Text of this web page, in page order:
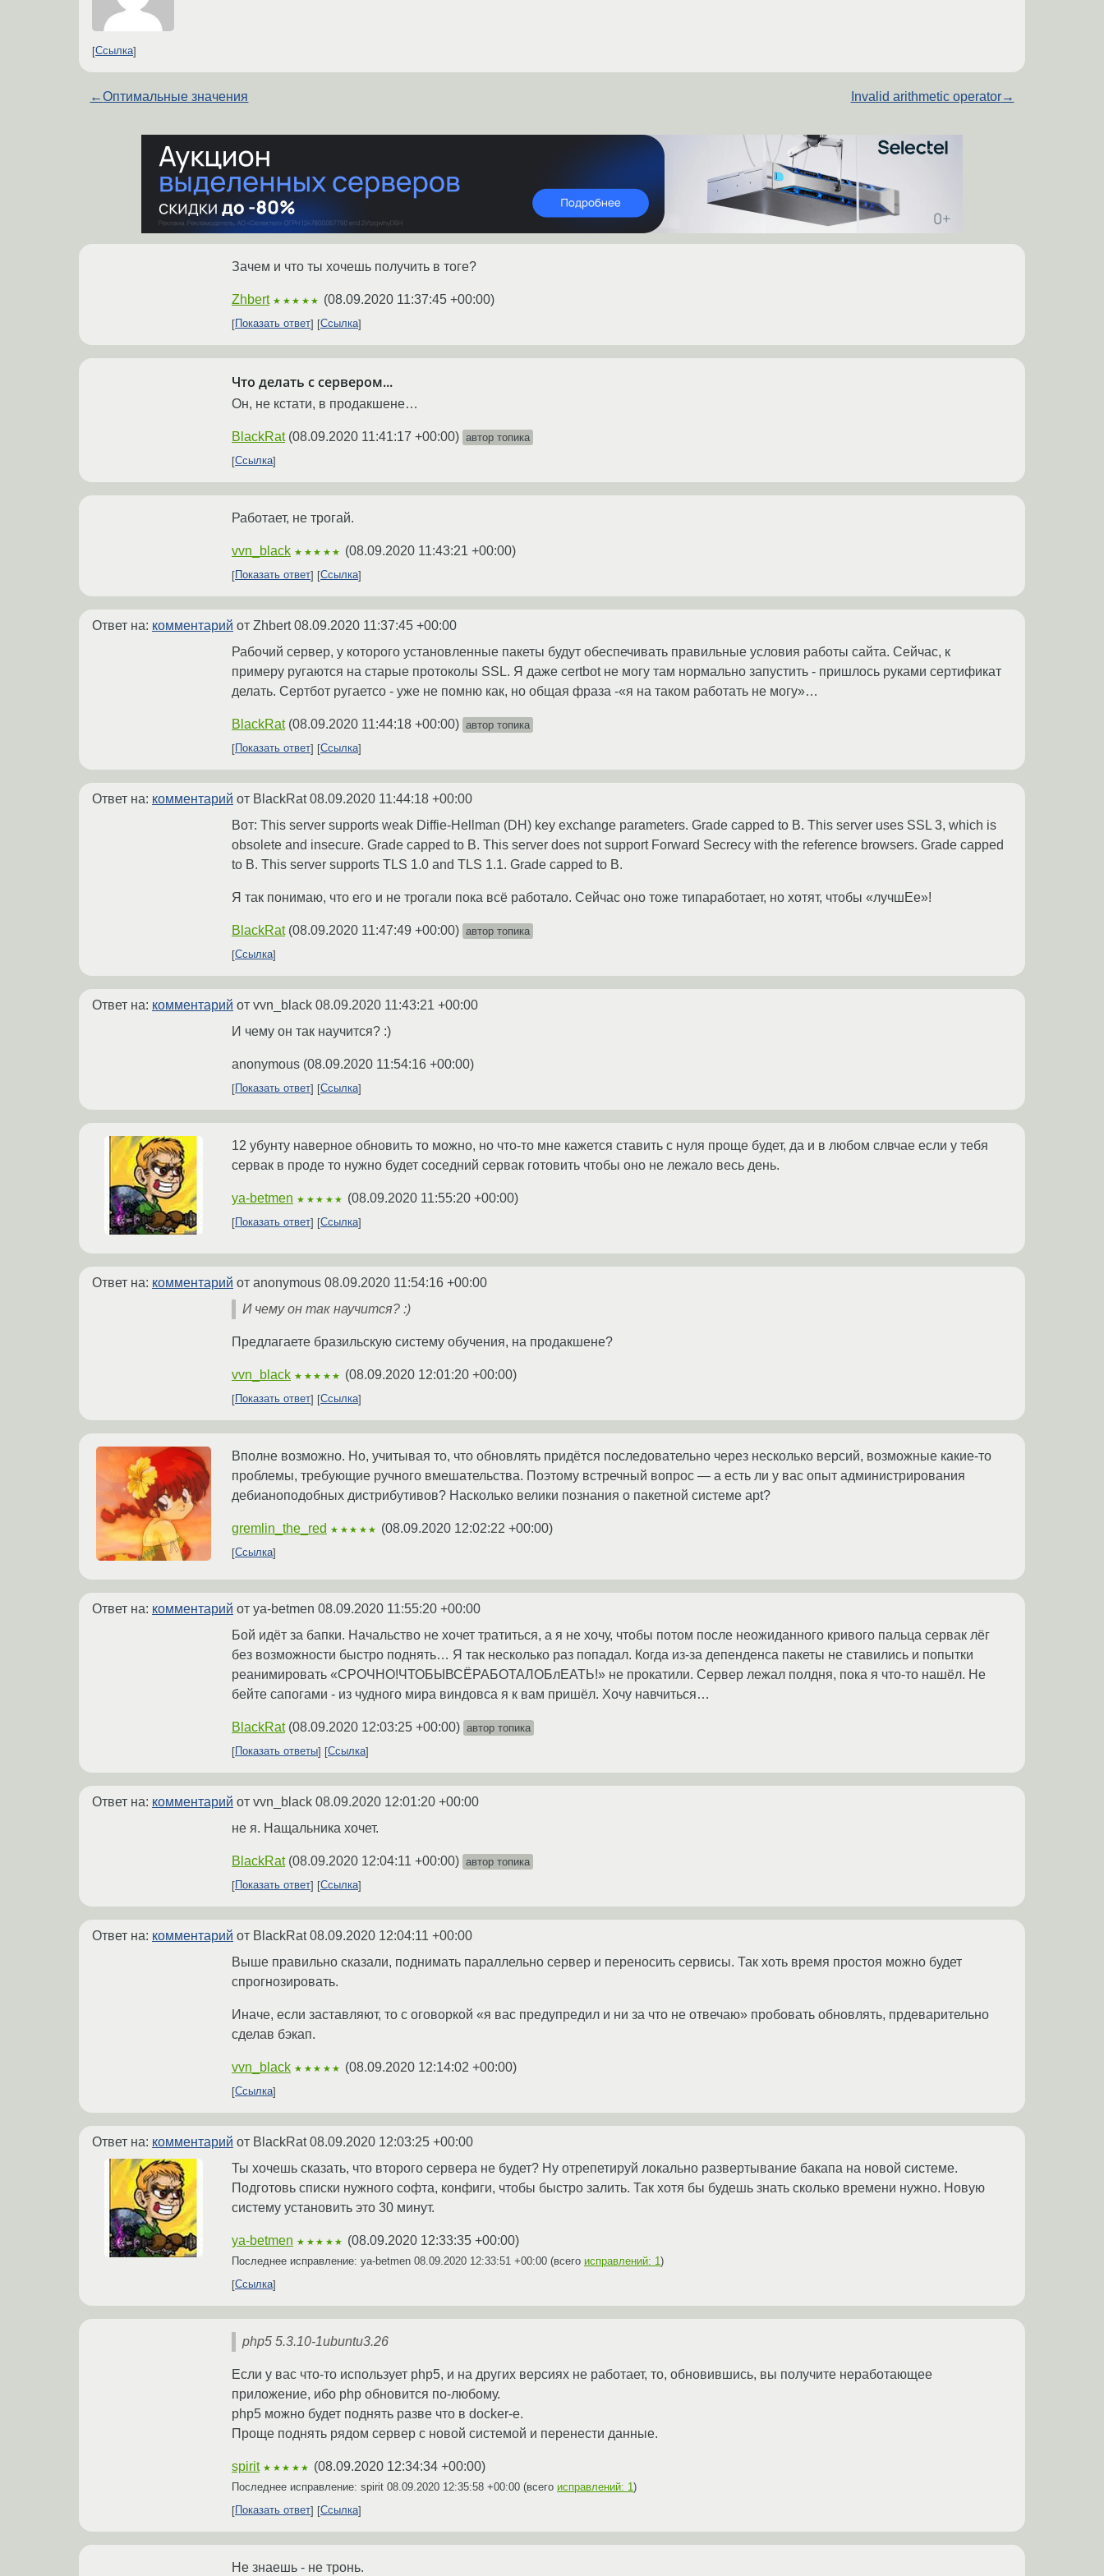
Ссылка
←Оптимальные значения Invalid arithmetic operator→
Зачем и что ты хочешь получить в тоге?
Zhbert ★★★★★ (08.09.2020 11:37:45 +00:00)
Показать ответ Ссылка
Что делать с сервером...
Он, не кстати, в продакшене…
BlackRat (08.09.2020 11:41:17 +00:00) автор топика
Ссылка
Работает, не трогай.
vvn_black ★★★★★ (08.09.2020 11:43:21 +00:00)
Показать ответ Ссылка
Ответ на: комментарий от Zhbert08.09.2020 11:37:45 +00:00
Рабочий сервер, у которого установленные пакеты будут обеспечивать правильные условия работы сайта. Сейчас, к
примеру ругаются на старые протоколы SSL. Я даже certbot не могу там нормально запустить - пришлось руками сертификат
делать. Сертбот ругаетсо - уже не помню как, но общая фраза -«я на таком работать не могу»…
BlackRat (08.09.2020 11:44:18 +00:00) автор топика
Показать ответ
Ссылка
Ответ на: комментарий от BlackRat08.09.2020 11:44:18 +00:00
Вот: This server supports weak Diffie-Hellman (DH) key exchange parameters. Grade capped to B. This server uses SSL 3, which is
obsolete and insecure. Grade capped to B. This server does not support Forward Secrecy with the reference browsers. Grade capped
to B. This server supports TLS 1.0 and TLS 1.1. Grade capped to B.
Я так понимаю, что его и не трогали пока всё работало. Сейчас оно тоже типаработает, но хотят, чтобы «лучшЕе»!
BlackRat (08.09.2020 11:47:49 +00:00) автор топика
Ссылка
Ответ на: комментарий от vvn_black 08.09.2020 11:43:21 +00:00
И чему он так научится? :)
anonymous (08.09.2020 11:54:16 +00:00)
Показать ответ Ссылка
12 убунту наверное обновить то можно, но что-то мне кажется ставить с нуля проще будет, да и в любом слвчае если у тебя
сервак в проде то нужно будет соседний сервак готовить чтобы оно не лежало весь день.
ya-betmen ★★★★★ (08.09.2020 11:55:20 +00:00)
Показать ответ Ссылка
Ответ на: комментарий от anonymous 08.09.2020 11:54:16 +00:00
И чему он так научится? :)
Предлагаете бразильскую систему обучения, на продакшене?
vvn_black ★★★★★ (08.09.2020 12:01:20 +00:00)
Показать ответ Ссылка
Вполне возможно. Но, учитывая то, что обновлять придётся последовательно через несколько версий, возможные какие-то
проблемы, требующие ручного вмешательства. Поэтому встречный вопрос — а есть ли у вас опыт администрирования
дебианоподобных дистрибутивов? Насколько велики познания о пакетной системе apt?
gremlin_the_red ★★★★★ (08.09.2020 12:02:22 +00:00)
Ссылка
Ответ на: комментарий от ya-betmen 08.09.2020 11:55:20 +00:00
Бой идёт за бапки. Начальство не хочет тратиться, а я не хочу, чтобы потом после неожиданного кривого пальца сервак лёг
без возможности быстро поднять… Я так несколько раз попадал. Когда из-за депенденса пакеты не ставились и попытки
реанимировать «СРОЧНО!ЧТОБЫВСЁРАБОТАЛОБлЕАТЬ!» не прокатили. Сервер лежал полдня, пока я что-то нашёл. Не
бейте сапогами - из чудного мира виндовса я к вам пришёл. Хочу навчиться…
BlackRat (08.09.2020 12:03:25 +00:00) автор топика
Показать ответы
Ссылка
Ответ на: комментарий от vvn_black 08.09.2020 12:01:20 +00:00
не я. Нащальника хочет.
BlackRat (08.09.2020 12:04:11 +00:00) автор топика
Показать ответ
Ссылка
Ответ на: комментарий от BlackRat08.09.2020 12:04:11 +00:00
Выше правильно сказали, поднимать параллельно сервер и переносить сервисы. Так хоть время простоя можно будет
спрогнозировать.
Иначе, если заставляют, то с оговоркой «я вас предупредил и ни за что не отвечаю» пробовать обновлять, прдеварительно
сделав бэкап.
vvn_black ★★★★★ (08.09.2020 12:14:02 +00:00)
Ссылка
Ответ на: комментарий от BlackRat08.09.2020 12:03:25 +00:00
Ты хочешь сказать, что второго сервера не будет? Ну отрепетируй локально развертывание бакапа на новой системе.
Подготовь списки нужного софта, конфиги, чтобы быстро залить. Так хотя бы будешь знать сколько времени нужно. Новую
систему установить это 30 минут.
ya-betmen ★★★★★ (08.09.2020 12:33:35 +00:00)
Последнее исправление: ya-betmen 08.09.2020 12:33:51 +00:00 (всего исправлений: 1)
Ссылка
php5 5.3.10-1ubuntu3.26
Если у вас что-то использует php5, и на других версиях не работает, то, обновившись, вы получите неработающее
приложение, ибо php обновится по-любому.
php5 можно будет поднять разве что в docker-е.
Проще поднять рядом сервер с новой системой и перенести данные.
spirit ★★★★★ (08.09.2020 12:34:34 +00:00)
Последнее исправление: spirit 08.09.2020 12:35:58 +00:00 (всего исправлений: 1)
Показать ответ
Ссылка
Не знаешь - не тронь.